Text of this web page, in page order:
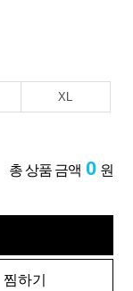
XL
총 상품 금액 0 원
찜하기